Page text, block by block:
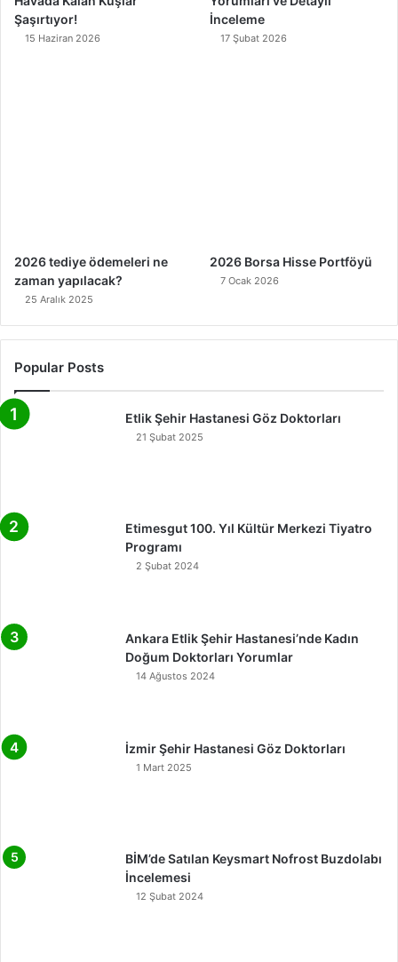
Şaşırtıyor!
15 Haziran 2026
İnceleme
17 Şubat 2026
2026 tediye ödemeleri ne
zaman yapılacak?
25 Aralık 2025
2026 Borsa Hisse Portföyü
7 Ocak 2026
Popular Posts
Etlik Şehir Hastanesi Göz Doktorları
21 Şubat 2025
Etimesgut 100. Yıl Kültür Merkezi Tiyatro
Programı
2 Şubat 2024
Ankara Etlik Şehir Hastanesi’nde Kadın
Doğum Doktorları Yorumlar
14 Ağustos 2024
İzmir Şehir Hastanesi Göz Doktorları
1 Mart 2025
BİM’de Satılan Keysmart Nofrost Buzdolabı
İncelemesi
12 Şubat 2024